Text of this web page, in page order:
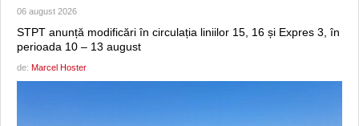
06 august 2026
STPT anunță modificări în circulația liniilor 15, 16 și Expres 3, în
perioada 10 – 13 august
de: Marcel Hoster